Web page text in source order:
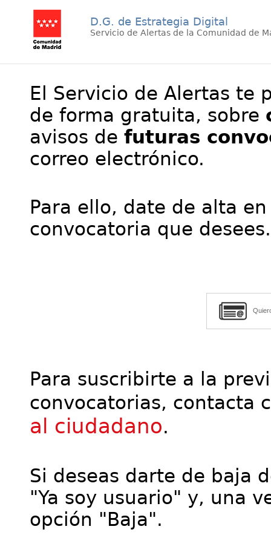
D.G. de Estrategia Digital
Servicio de Alertas de la Comunidad de
El Servicio de Alertas te
de forma gratuita, sobre
avisos de futuras
correo electrónico.
Para ello, date de alta
convocatoria que desees.
Para suscribirte a la
convocatorias, contacta
al ciudadano.
Si deseas darte de baja
"Ya soy usuario" y, una
opción "Baja".